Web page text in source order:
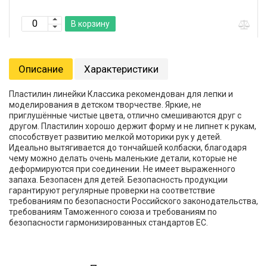
В корзину
Описание Характеристики
Пластилин линейки Классика рекомендован для лепки и
моделирования в детском творчестве. Яркие, не
приглушённые чистые цвета, отлично смешиваются друг с
другом. Пластилин хорошо держит форму и не липнет к рукам,
способствует развитию мелкой моторики рук у детей.
Идеально вытягивается до тончайшей колбаски, благодаря
чему можно делать очень маленькие детали, которые не
деформируются при соединении. Не имеет выраженного
запаха. Безопасен для детей. Безопасность продукции
гарантируют регулярные проверки на соответствие
требованиям по безопасности Российского законодательства,
требованиям Таможенного союза и требованиям по
безопасности гармонизированных стандартов ЕС.